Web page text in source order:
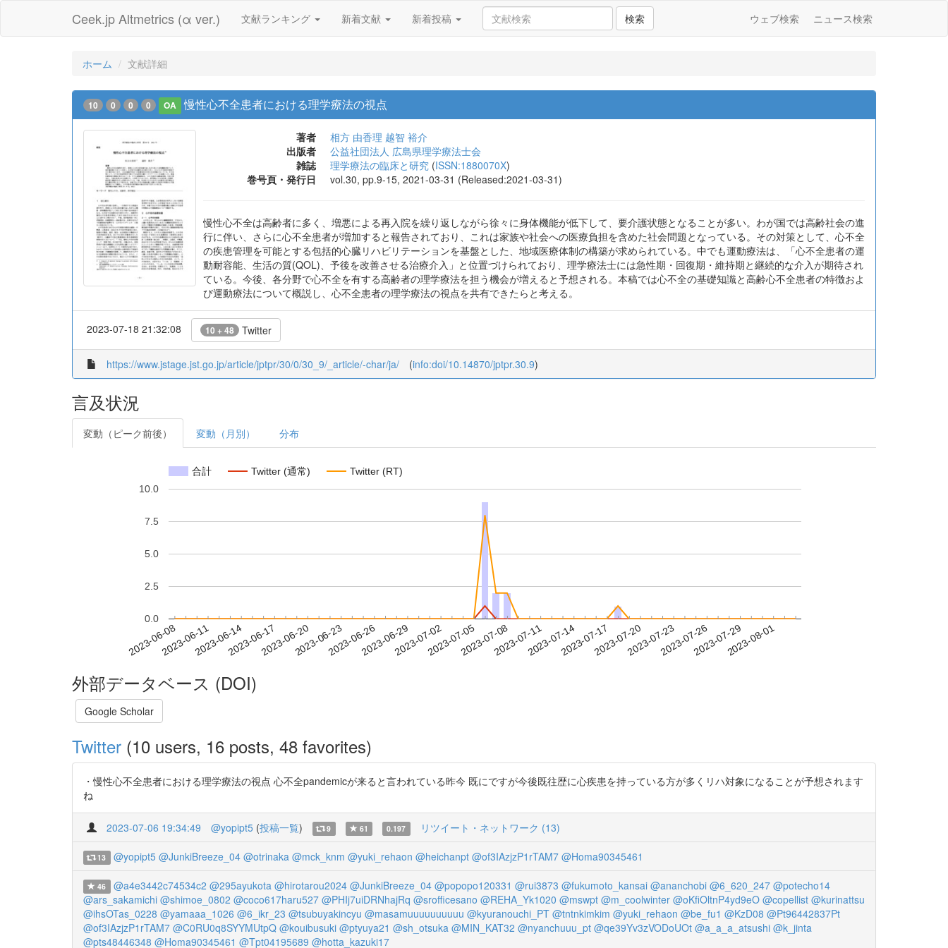
Ceek.jp Altmetrics (α ver.) 文献ランキング 新着文献 新着投稿 検索 ウェブ検索 ニュース検索
ホーム 文献詳細
10 0 0 0 OA 慢性心不全患者における理学療法の視点
著者 相方 由香理 越智 裕介
出版者
公益社団法人 広島県理学療法士会
雑誌
理学療法の臨床と研究 (ISSN:1880070X)
巻号頁・発行日
vol.30, pp.9-15, 2021-03-31 (Released:2021-03-31)
慢性心不全は高齢者に多く、増悪による再入院を繰り返しながら徐々に身体機能が低下して、要介護状態となることが多い。わが国では高齢社会の進
行に伴い、さらに心不全患者が増加すると報告されており、これは家族や社会への医療負担を含めた社会問題となっている。その対策として、心不全
の疾患管理を可能とする包括的心臓リハビリテーションを基盤とした、地域医療体制の構築が求められている。中でも運動療法は、「心不全患者の運
動耐容能、生活の質(QOL)、予後を改善させる治療介入」と位置づけられており、理学療法士には急性期・回復期・維持期と継続的な介入が期待され
ている。今後、各分野で心不全を有する高齢者の理学療法を担う機会が増えると予想される。本稿では心不全の基礎知識と高齢心不全患者の特徴およ
び運動療法について概説し、心不全患者の理学療法の視点を共有できたらと考える。
2023-07-18 21:32:08 10 + 48 Twitter
https://www.jstage.jst.go.jp/article/jptpr/30/0/30_9/_article/-char/ja/ (info:doi/10.14870/jptpr.30.9)
言及状況
変動（ピーク前後） 変動（月別） 分布
合計 Twitter (通常) Twitter (RT)
2023-06-082023-06-112023-06-142023-06-172023-06-202023-06-232023-06-262023-06-292023-07-022023-07-052023-07-082023-07-112023-07-142023-07-172023-07-202023-07-232023-07-262023-07-292023-08-01
0.0
2.5
5.0
7.5
10.0
外部データベース (DOI)
Google Scholar
Twitter (10 users, 16 posts, 48 favorites)
・慢性心不全患者における理学療法の視点 心不全pandemicが来ると言われている昨今 既にですが今後既往歴に心疾患を持っている方が多くリハ対象になることが予想されます
ね
2023-07-06 19:34:49 @yopipt5 (投稿一覧) 9 61 0.197 リツイート・ネットワーク (13)
13 @yopipt5 @JunkiBreeze_04 @otrinaka @mck_knm @yuki_rehaon @heichanpt @of3IAzjzP1rTAM7 @Homa90345461
46 @a4e3442c74534c2 @295ayukota @hirotarou2024 @JunkiBreeze_04 @popopo120331 @rui3873 @fukumoto_kansai @ananchobi @6_620_247 @potecho14
@ars_sakamichi @shimoe_0802 @coco617haru527 @PHIj7uiDRNhajRq @srofficesano @REHA_Yk1020 @mswpt @m_coolwinter @oKfiOltnP4yd9eO @copellist @kurinattsu
@ihsOTas_0228 @yamaaa_1026 @6_ikr_23 @tsubuyakincyu @masamuuuuuuuuuu @kyuranouchi_PT @tntnkimkim @yuki_rehaon @be_fu1 @KzD08 @Pt96442837Pt
@of3IAzjzP1rTAM7 @C0RU0q8SYYMUtpQ @kouibusuki @ptyuya21 @sh_otsuka @MIN_KAT32 @nyanchuuu_pt @qe39Yv3zVODoUOt @a_a_a_atsushi @k_jinta
@pts48446348 @Homa90345461 @Tpt04195689 @hotta_kazuki17